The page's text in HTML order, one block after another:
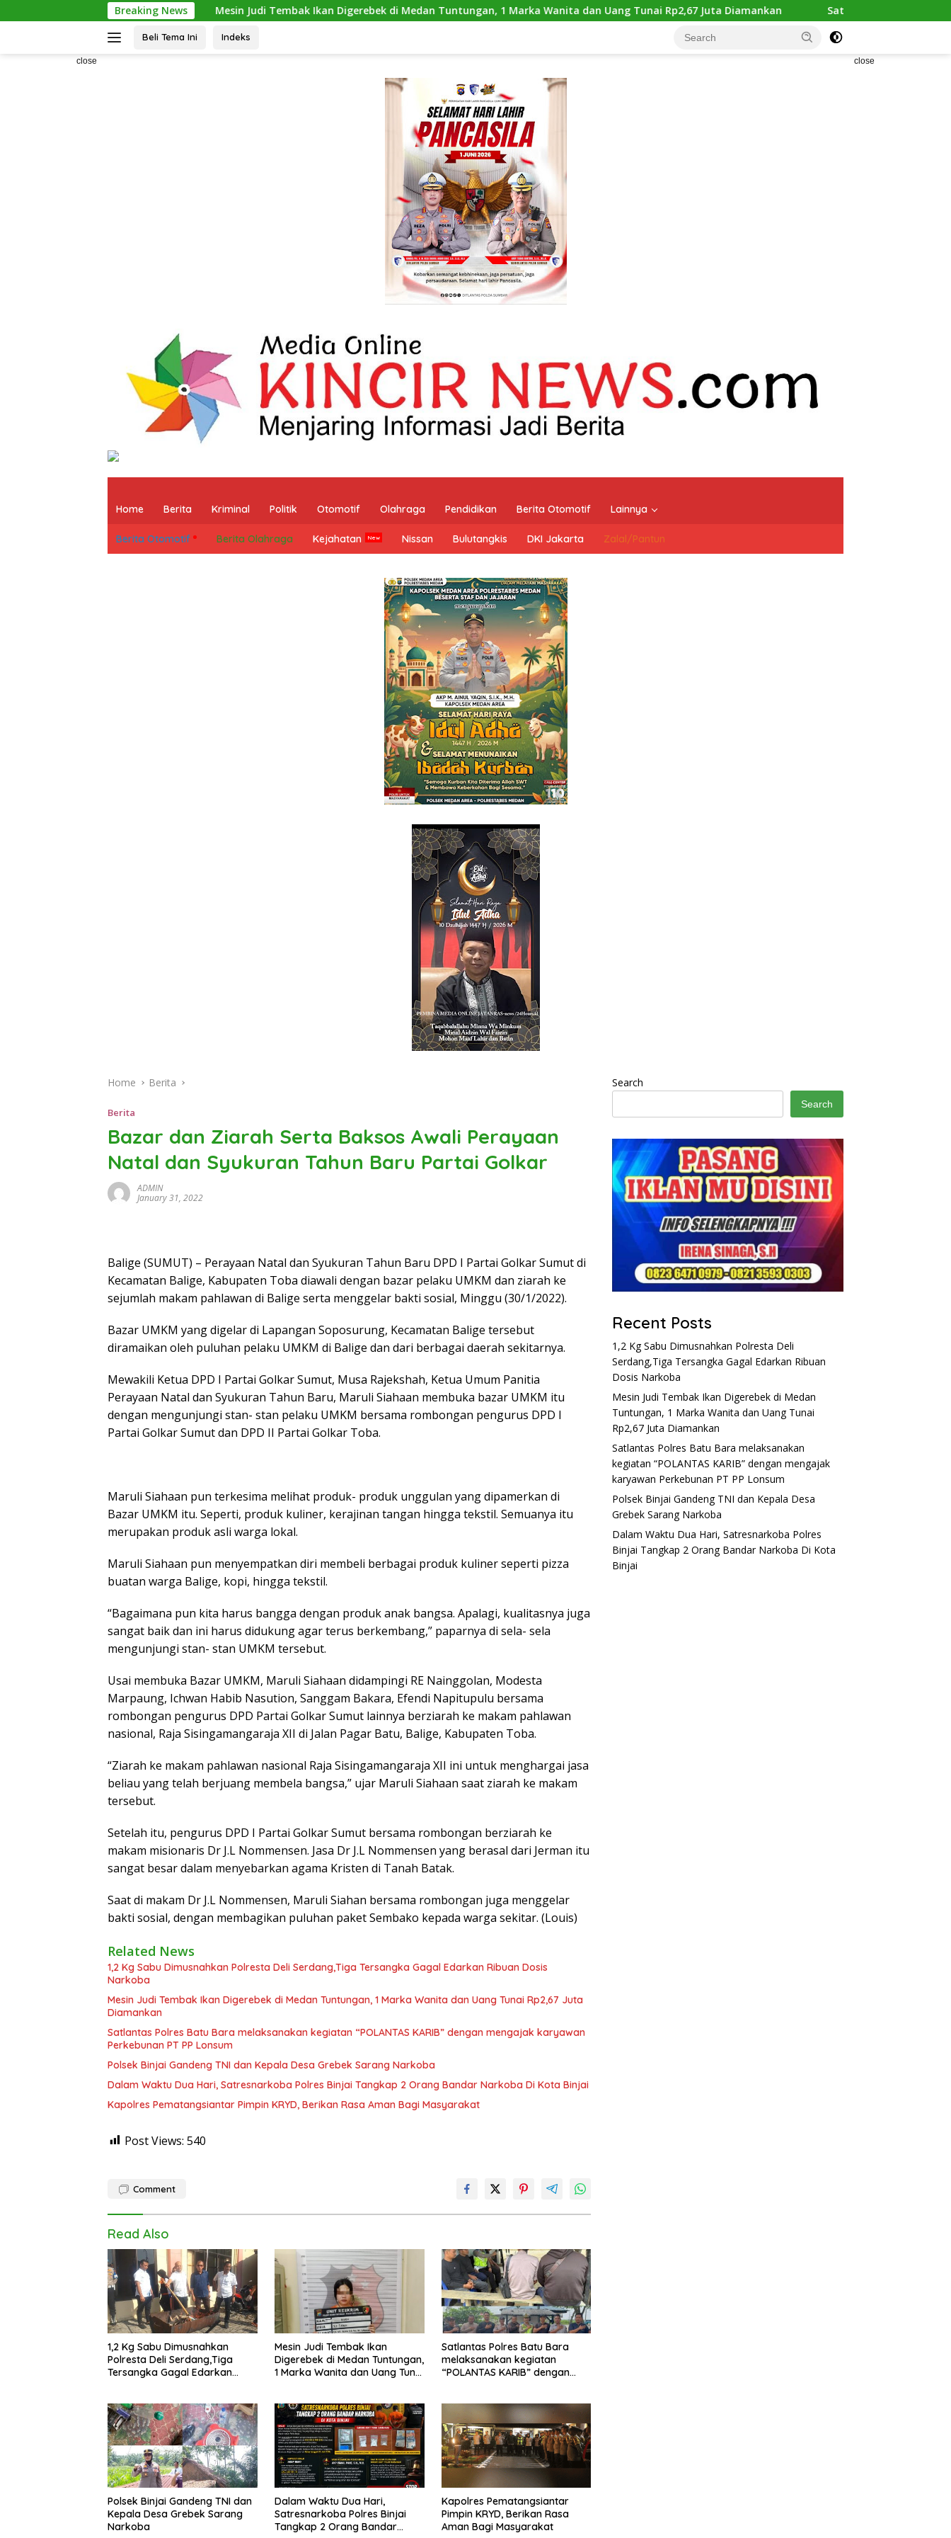
to
Breaking News
Mesin Judi Tembak Ikan Digerebek di Medan Tuntungan, 1 Marka Wanita dan Uang Tunai Rp2,67 Juta Diamankan Satlantas Polres Batu Bara melaksanakan
Beli Tema Ini Indeks
close> close
Home Berita Kriminal Politik Otomotif Olahraga Pendidikan Berita Otomotif Lainnya
Berita Otomotif Berita Olahraga Kejahatan Nissan Bulutangkis DKI Jakarta Zalal/Pantun
Home Berita
Berita
Bazar dan Ziarah Serta Baksos Awali Perayaan
Natal dan Syukuran Tahun Baru Partai Golkar
ADMIN
January 31, 2022
Balige (SUMUT) – Perayaan Natal dan Syukuran Tahun Baru DPD I Partai Golkar Sumut di
Kecamatan Balige, Kabupaten Toba diawali dengan bazar pelaku UMKM dan ziarah ke
sejumlah makam pahlawan di Balige serta menggelar bakti sosial, Minggu (30/1/2022).
Bazar UMKM yang digelar di Lapangan Soposurung, Kecamatan Balige tersebut
diramaikan oleh puluhan pelaku UMKM di Balige dan dari berbagai daerah sekitarnya.
Mewakili Ketua DPD I Partai Golkar Sumut, Musa Rajekshah, Ketua Umum Panitia
Perayaan Natal dan Syukuran Tahun Baru, Maruli Siahaan membuka bazar UMKM itu
dengan mengunjungi stan- stan pelaku UMKM bersama rombongan pengurus DPD I
Partai Golkar Sumut dan DPD II Partai Golkar Toba.
Maruli Siahaan pun terkesima melihat produk- produk unggulan yang dipamerkan di
Bazar UMKM itu. Seperti, produk kuliner, kerajinan tangan hingga tekstil. Semuanya itu
merupakan produk asli warga lokal.
Maruli Siahaan pun menyempatkan diri membeli berbagai produk kuliner seperti pizza
buatan warga Balige, kopi, hingga tekstil.
“Bagaimana pun kita harus bangga dengan produk anak bangsa. Apalagi, kualitasnya juga
sangat baik dan ini harus didukung agar terus berkembang,” paparnya di sela- sela
mengunjungi stan- stan UMKM tersebut.
Usai membuka Bazar UMKM, Maruli Siahaan didampingi RE Nainggolan, Modesta
Marpaung, Ichwan Habib Nasution, Sanggam Bakara, Efendi Napitupulu bersama
rombongan pengurus DPD Partai Golkar Sumut lainnya berziarah ke makam pahlawan
nasional, Raja Sisingamangaraja XII di Jalan Pagar Batu, Balige, Kabupaten Toba.
“Ziarah ke makam pahlawan nasional Raja Sisingamangaraja XII ini untuk menghargai jasa
beliau yang telah berjuang membela bangsa,” ujar Maruli Siahaan saat ziarah ke makam
tersebut.
Setelah itu, pengurus DPD I Partai Golkar Sumut bersama rombongan berziarah ke
makam misionaris Dr J.L Nommensen. Jasa Dr J.L Nommensen yang berasal dari Jerman itu
sangat besar dalam menyebarkan agama Kristen di Tanah Batak.
Saat di makam Dr J.L Nommensen, Maruli Siahan bersama rombongan juga menggelar
bakti sosial, dengan membagikan puluhan paket Sembako kepada warga sekitar. (Louis)
Related News
1,2 Kg Sabu Dimusnahkan Polresta Deli Serdang,Tiga Tersangka Gagal Edarkan Ribuan Dosis
Narkoba
Mesin Judi Tembak Ikan Digerebek di Medan Tuntungan, 1 Marka Wanita dan Uang Tunai Rp2,67 Juta
Diamankan
Satlantas Polres Batu Bara melaksanakan kegiatan “POLANTAS KARIB” dengan mengajak karyawan
Perkebunan PT PP Lonsum
Polsek Binjai Gandeng TNI dan Kepala Desa Grebek Sarang Narkoba
Dalam Waktu Dua Hari, Satresnarkoba Polres Binjai Tangkap 2 Orang Bandar Narkoba Di Kota Binjai
Kapolres Pematangsiantar Pimpin KRYD, Berikan Rasa Aman Bagi Masyarakat
Post Views: 540
Comment
Read Also
1,2 Kg Sabu Dimusnahkan
Polresta Deli Serdang,Tiga
Tersangka Gagal Edarkan
Mesin Judi Tembak Ikan
Digerebek di Medan Tuntungan,
1 Marka Wanita dan Uang Tunai
Satlantas Polres Batu Bara
melaksanakan kegiatan
“POLANTAS KARIB” dengan
Polsek Binjai Gandeng TNI dan
Kepala Desa Grebek Sarang
Narkoba
Dalam Waktu Dua Hari,
Satresnarkoba Polres Binjai
Tangkap 2 Orang Bandar
Kapolres Pematangsiantar
Pimpin KRYD, Berikan Rasa
Aman Bagi Masyarakat
Search
Search
Recent Posts
1,2 Kg Sabu Dimusnahkan Polresta Deli
Serdang,Tiga Tersangka Gagal Edarkan Ribuan
Dosis Narkoba
Mesin Judi Tembak Ikan Digerebek di Medan
Tuntungan, 1 Marka Wanita dan Uang Tunai
Rp2,67 Juta Diamankan
Satlantas Polres Batu Bara melaksanakan
kegiatan “POLANTAS KARIB” dengan mengajak
karyawan Perkebunan PT PP Lonsum
Polsek Binjai Gandeng TNI dan Kepala Desa
Grebek Sarang Narkoba
Dalam Waktu Dua Hari, Satresnarkoba Polres
Binjai Tangkap 2 Orang Bandar Narkoba Di Kota
Binjai